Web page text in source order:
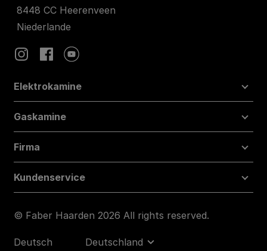
8448 CC Heerenveen
Niederlande
Elektrokamine
Gaskamine
Firma
Kundenservice
© Faber Haarden 2026 All rights reserved.
Deutsch Deutschland